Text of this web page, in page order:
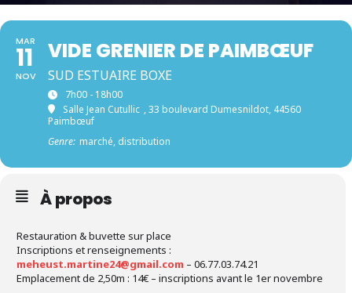
MAR
11
NOV
VIDE GRENIER DE PAIMBŒUF
SUD ESTUAIRE BOXE
7h00 - 18h00
Salle Jean Cutullic , 33 boulevard Dumesnildot, 44560
Paimbœuf
Genre: marché, distribution
À propos
Restauration & buvette sur place
Inscriptions et renseignements :
meheust.martine24@gmail.com – 06.77.03.74.21
Emplacement de 2,50m : 14€ – inscriptions avant le 1er novembre